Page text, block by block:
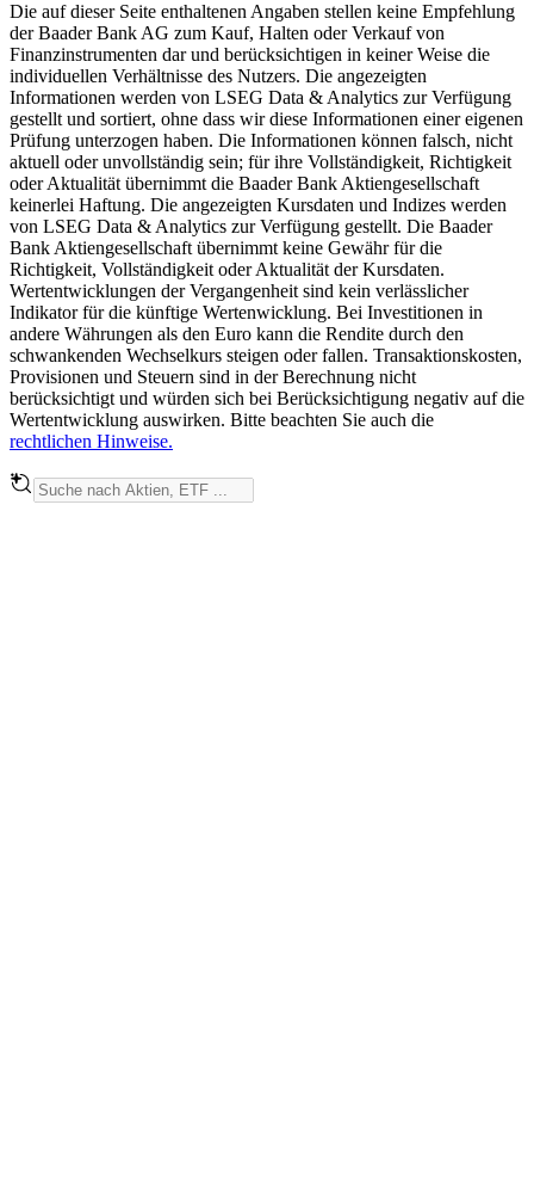
Die auf dieser Seite enthaltenen Angaben stellen keine Empfehlung
der Baader Bank AG zum Kauf, Halten oder Verkauf von
Finanzinstrumenten dar und berücksichtigen in keiner Weise die
individuellen Verhältnisse des Nutzers. Die angezeigten
Informationen werden von LSEG Data & Analytics zur Verfügung
gestellt und sortiert, ohne dass wir diese Informationen einer eigenen
Prüfung unterzogen haben. Die Informationen können falsch, nicht
aktuell oder unvollständig sein; für ihre Vollständigkeit, Richtigkeit
oder Aktualität übernimmt die Baader Bank Aktiengesellschaft
keinerlei Haftung. Die angezeigten Kursdaten und Indizes werden
von LSEG Data & Analytics zur Verfügung gestellt. Die Baader
Bank Aktiengesellschaft übernimmt keine Gewähr für die
Richtigkeit, Vollständigkeit oder Aktualität der Kursdaten.
Wertentwicklungen der Vergangenheit sind kein verlässlicher
Indikator für die künftige Wertenwicklung. Bei Investitionen in
andere Währungen als den Euro kann die Rendite durch den
schwankenden Wechselkurs steigen oder fallen. Transaktionskosten,
Provisionen und Steuern sind in der Berechnung nicht
berücksichtigt und würden sich bei Berücksichtigung negativ auf die
Wertentwicklung auswirken. Bitte beachten Sie auch die
rechtlichen Hinweise.